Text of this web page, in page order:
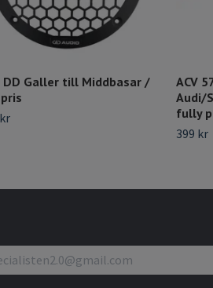
DD Galler till Middbasar /
ACV
Audi/
fully
399 kr